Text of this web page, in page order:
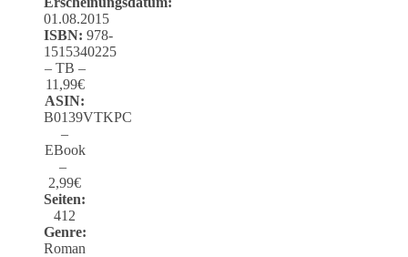
01.08.2015
ISBN: 978-
1515340225
– TB –
11,99€
ASIN:
B0139VTKPC
–
EBook
–
2,99€
Seiten:
412
Genre:
Roman